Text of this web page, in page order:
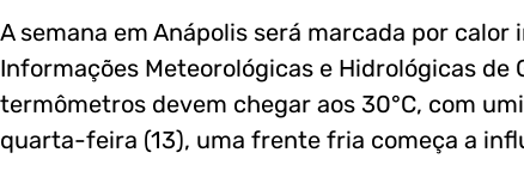
A semana em Anápolis será marcada por
Informações Meteorológicas e Hidrológicas de
termômetros devem chegar aos 30°C, com
quarta-feira (13), uma frente fria começa a